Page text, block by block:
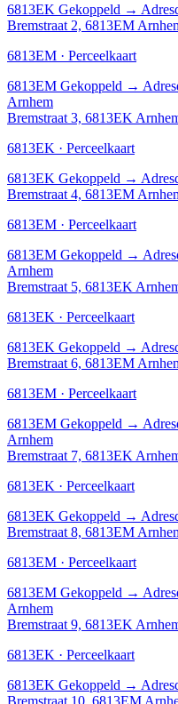
6813EK Gekoppeld →
Bremstraat 2, 6813EM
6813EM · Perceelkaart
6813EM Gekoppeld →
Arnhem
Bremstraat 3, 6813EK
6813EK · Perceelkaart
6813EK Gekoppeld →
Bremstraat 4, 6813EM
6813EM · Perceelkaart
6813EM Gekoppeld →
Arnhem
Bremstraat 5, 6813EK
6813EK · Perceelkaart
6813EK Gekoppeld →
Bremstraat 6, 6813EM
6813EM · Perceelkaart
6813EM Gekoppeld →
Arnhem
Bremstraat 7, 6813EK
6813EK · Perceelkaart
6813EK Gekoppeld →
Bremstraat 8, 6813EM
6813EM · Perceelkaart
6813EM Gekoppeld →
Arnhem
Bremstraat 9, 6813EK
6813EK · Perceelkaart
6813EK Gekoppeld →
Bremstraat 10, 6813EM